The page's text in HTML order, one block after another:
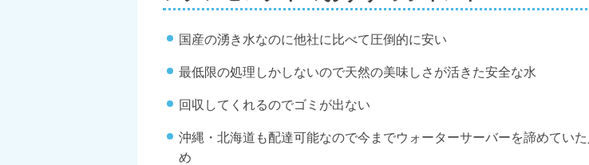
国産の湧き水なのに他社に比べて圧倒的に安い
最低限の処理しかしないので天然の美味しさが活きた安全な水
回収してくれるのでゴミが出ない
沖縄・北海道も配達可能なので今までウォーターサーバーを諦めてい
め